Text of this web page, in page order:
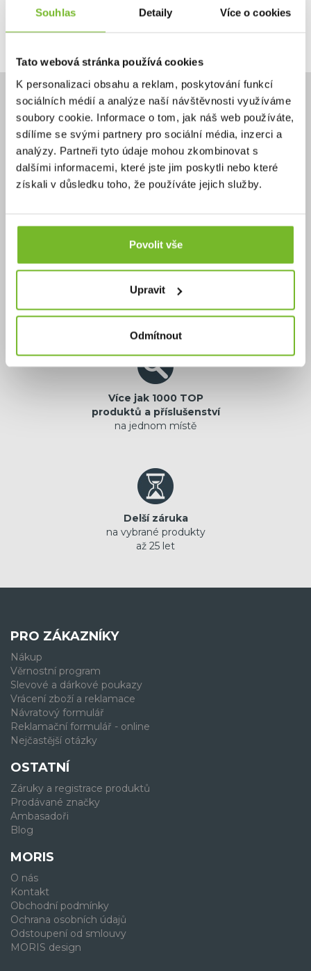
Souhlas Detaily Více o cookies
Tato webová stránka používá cookies
K personalizaci obsahu a reklam, poskytování funkcí
sociálních médií a analýze naší návštěvnosti využíváme
soubory cookie. Informace o tom, jak náš web používáte,
sdílíme se svými partnery pro sociální média, inzerci a
analýzy. Partneři tyto údaje mohou zkombinovat s
dalšími informacemi, které jste jim poskytli nebo které
získali v důsledku toho, že používáte jejich služby.
Povolit vše
Upravit
Odmítnout
2 3 4
Potřebujete poradit?
+420 732 587 099
eshop@moris.cz
jistota originální
prémiové značky
Více jak 1000 TOP
produktů a příslušenství
na jednom místě
Delší záruka
na vybrané produkty
až 25 let
PRO ZÁKAZNÍKY
Nákup
Věrnostní program
Slevové a dárkové poukazy
Vrácení zboží a reklamace
Návratový formulář
Reklamační formulář - online
Nejčastější otázky
OSTATNÍ
Záruky a registrace produktů
Prodávané značky
Ambasadoři
Blog
MORIS
O nás
Kontakt
Obchodní podmínky
Ochrana osobních údajů
Odstoupení od smlouvy
MORIS design